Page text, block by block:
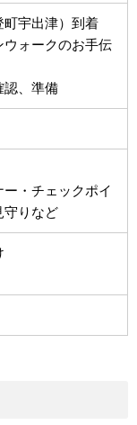
町宇出津）到着
ウォークのお手伝
認、準備
ー・チェックポイ
守りなど